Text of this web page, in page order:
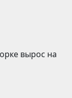
вырос на